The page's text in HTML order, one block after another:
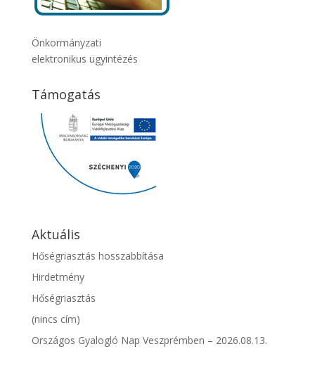
Önkormányzati
elektronikus ügyintézés
Támogatás
Aktuális
Hőségriasztás hosszabbítása
Hirdetmény
Hőségriasztás
(nincs cím)
Országos Gyalogló Nap Veszprémben – 2026.08.13.